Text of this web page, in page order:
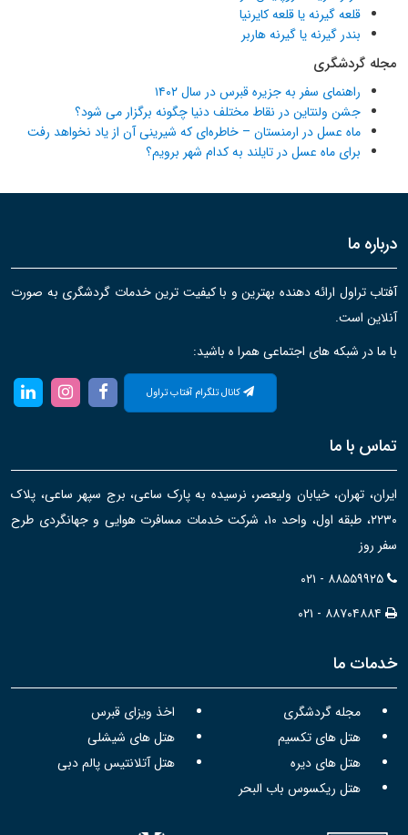
قلعه گیرنه یا قلعه کایرنیا
بندر گیرنه یا گیرنه هاربر
مجله گردشگری
راهنمای سفر به جزیره قبرس در سال ۱۴۰۲
جشن ولنتاین در نقاط مختلف دنیا چگونه برگزار می شود؟
ماه عسل در ارمنستان – خاطره‌ای که شیرینی آن از یاد نخواهد رفت
برای ماه عسل در تایلند به کدام شهر برویم؟
درباره ما
آفتاب تراول ارائه دهنده بهترین و با کیفیت ترین خدمات گردشگری به صورت
آنلاین است.
با ما در شبکه های اجتماعی همرا ه باشید:
کانال تلگرام آفتاب تراول
تماس با ما
ایران، تهران، خیابان ولیعصر، نرسیده به پارک ساعی، برج سپهر ساعی، پلاک
۲۲۳۰، طبقه اول، واحد ۱۰، شرکت خدمات مسافرت هوایی و جهانگردی طرح
سفر روز
۰۲۱ - ۸۸۵۵۹۹۲۵
۰۲۱ - ۸۸۷۰۴۸۸۴
خدمات ما
مجله گردشگری
اخذ ویزای قبرس
هتل های تکسیم
هتل های شیشلی
هتل های دیره
هتل آتلانتیس پالم دبی
هتل ریکسوس باب البحر